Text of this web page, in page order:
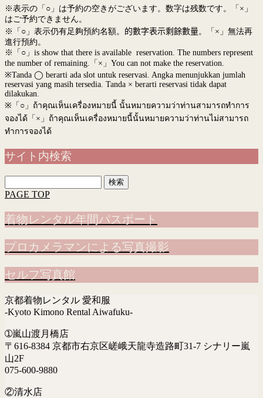
※表示の「○」は予約の空きがございます。数字は残数です。「×」
はご予約できません。
※「○」表示仍有足夠預約名額。 的數字表示剩餘數量。「×」無法再
進行預約。
※「○」is show that there is available reservation. The numbers represent
the number of remaining.「×」You can not make the reservation.
※Tanda ◯ berarti ada slot untuk reservasi. Angka menunjukkan jumlah
reservasi yang masih tersedia. Tanda × berarti reservasi tidak dapat
dilakukan.
※ 「○」ถ้าคุณเห็นเครื่องหมายนี้ นั้นหมายความว่าท่านสามารถทำการ
จองได้「×」ถ้าคุณเห็นเครื่องหมายนี้นั้นหมายความว่าท่านไม่สามารถ
ทำการจองได้
サイト内検索
索:
PAGE TOP
着物レンタル年間パスポート
プロカメラマンによる写真撮影
セルフ写真館
京都着物レンタル 愛和服
-Kyoto Kimono Rental Aiwafuku-
➀嵐山渡月橋店
〒616-8384 京都市右京区嵯峨天龍寺造路町31-7 シナリー嵐
山2F
075-600-9880
②清水店